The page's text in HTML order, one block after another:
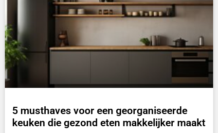
5 musthaves voor een georganiseerde
keuken die gezond eten makkelijker maakt